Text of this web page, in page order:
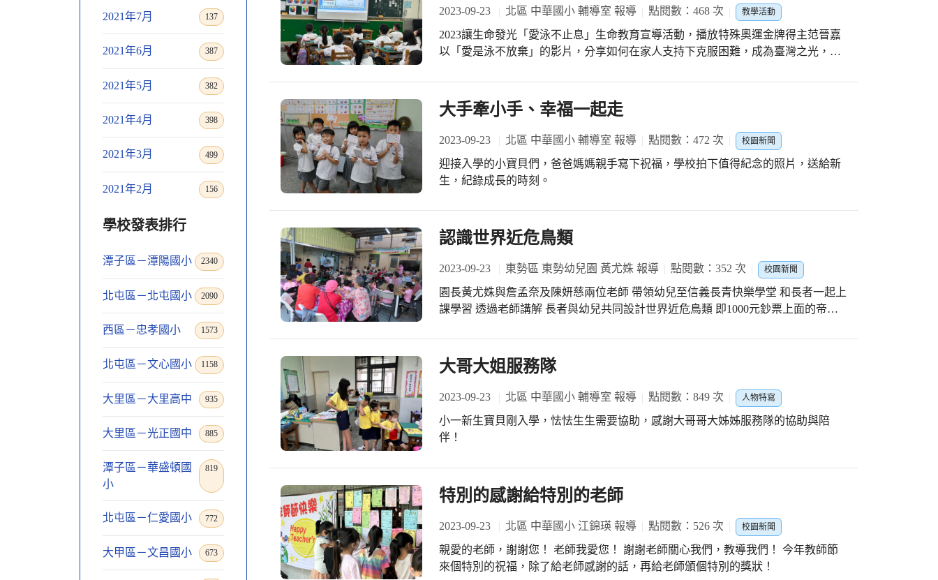
2021年7月 137
2021年6月 387
2021年5月 382
2021年4月 398
2021年3月 499
2021年2月 156
學校發表排行
潭子區－潭陽國小 2340
北屯區－北屯國小 2090
西區－忠孝國小 1573
北屯區－文心國小 1158
大里區－大里高中 935
大里區－光正國中 885
潭子區－華盛頓國
小
819
北屯區－仁愛國小 772
大甲區－文昌國小 673
伴們繼續地追蹤與後續妥善的處理。同時針對綠化組、圖書組、導護組、輔導組...
各小組的志工，以她大姊的好氣魄，還給各組的成員們予以鼓勵，也予以期許。期
許大夥就像家人繼續打拼下去，為眼前那美麗而不平凡的幸福葫蘆墩繼續盡一點心
榜樣而感人，而得志工們的心，所以大夥才能像家人，一起同心地追隨周大姊，而
真正一起無私地來為幸福葫蘆墩作奉獻事。 凡善而美好的事，不難，無它，惟真誠
二字二已。感謝麗鳳隊長暨輔導隊長鄭義忠隊長以降的這一群志工團隊，感念又感
佩您們長期的付出與辛勞，感謝葫蘆墩您們一路陪伴與守護，真好，也真...幸福。
幸福看得見，只要您願意，願意相隨。有夢最美，但記得...要努力去實踐~
慢，獲得團體季軍也不容易，相信長期努力，成果會越來越輝煌。 仁愛自成立木球
隊以來，每週有兩個導師時間進行統一訓練，學生們在教練團的陪伴下，進行木球
練習，因為低中高年級學生分組訓練，新手必須從頭開始，從握桿、身體姿勢擺
位、瞄準目標、擊球力道…，唯有強化基礎能力，才能穩紮穩打啊! 施校長喜悅地表
群默默配合支持的同仁與家長，大家加油!
2023-09-23 北區 中華國小 輔導室 報導 點閱數：468 次 教學活動
2023讓生命發光「愛泳不止息」生命教育宣導活動，播放特殊奧運金牌得主范晉嘉
以「愛是泳不放棄」的影片，分享如何在家人支持下克服困難，成為臺灣之光，希
大手牽小手、幸福一起走
2023-09-23 北區 中華國小 輔導室 報導 點閱數：472 次 校園新聞
迎接入學的小寶貝們，爸爸媽媽親手寫下祝福，學校拍下值得紀念的照片，送給新
生，紀錄成長的時刻。
認識世界近危鳥類
2023-09-23 東勢區 東勢幼兒園 黃尤姝 報導 點閱數：352 次 校園新聞
園長黃尤姝與詹孟奈及陳妍慈兩位老師 帶領幼兒至信義長青快樂學堂 和長者一起上
課學習 透過老師講解 長者與幼兒共同設計世界近危鳥類 即1000元鈔票上面的帝雉
大哥大姐服務隊
2023-09-23 北區 中華國小 輔導室 報導 點閱數：849 次 人物特寫
小一新生寶貝剛入學，怯怯生生需要協助，感謝大哥哥大姊姊服務隊的協助與陪
伴！
特別的感謝給特別的老師
2023-09-23 北區 中華國小 江錦瑛 報導 點閱數：526 次 校園新聞
親愛的老師，謝謝您！ 老師我愛您！ 謝謝老師關心我們，教導我們！ 今年教師節
來個特別的祝福，除了給老師感謝的話，再給老師頒個特別的獎狀！